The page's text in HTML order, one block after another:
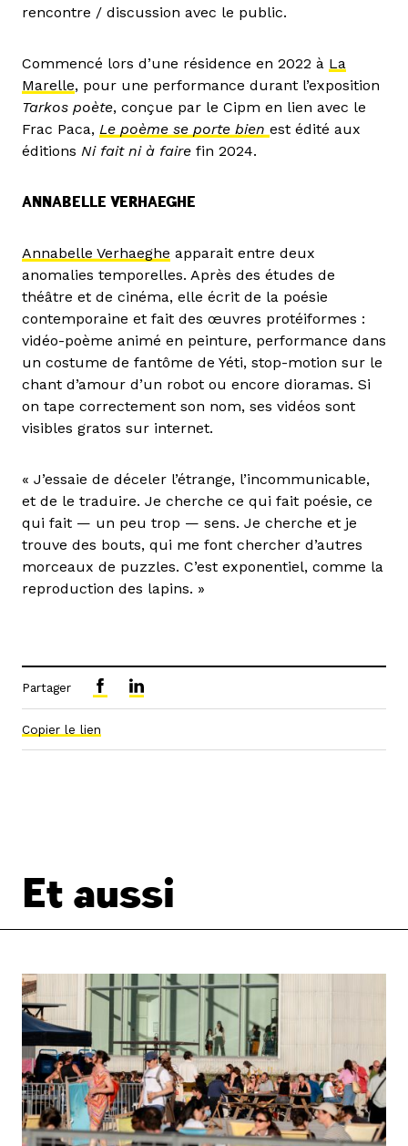
rencontre / discussion avec le public.
Commencé lors d’une résidence en 2022 à La
Marelle, pour une performance durant l’exposition
Tarkos poète, conçue par le Cipm en lien avec le
Frac Paca, Le poème se porte bien est édité aux
éditions Ni fait ni à faire fin 2024.
ANNABELLE VERHAEGHE
Annabelle Verhaeghe apparait entre deux
anomalies temporelles. Après des études de
théâtre et de cinéma, elle écrit de la poésie
contemporaine et fait des œuvres protéiformes :
vidéo-poème animé en peinture, performance dans
un costume de fantôme de Yéti, stop-motion sur le
chant d’amour d’un robot ou encore dioramas. Si
on tape correctement son nom, ses vidéos sont
visibles gratos sur internet.
« J’essaie de déceler l’étrange, l’incommunicable,
et de le traduire. Je cherche ce qui fait poésie, ce
qui fait — un peu trop — sens. Je cherche et je
trouve des bouts, qui me font chercher d’autres
morceaux de puzzles. C’est exponentiel, comme la
reproduction des lapins. »
Partager
Copier le lien
Et aussi